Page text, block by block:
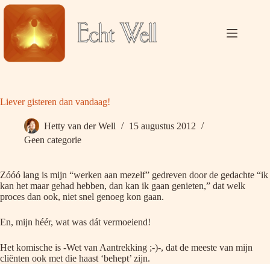
Ga
inhoud
Liever gisteren dan vandaag!
Hetty van der Well
15 augustus 2012
Geen categorie
Zóóó lang is mijn “werken aan mezelf” gedreven door de gedachte “ik
kan het maar gehad hebben, dan kan ik gaan genieten,” dat welk
proces dan ook, niet snel genoeg kon gaan.
En, mijn héér, wat was dát vermoeiend!
Het komische is -Wet van Aantrekking ;-)-, dat de meeste van mijn
cliënten ook met die haast ‘behept’ zijn.